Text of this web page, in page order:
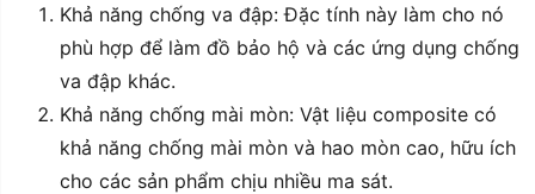
Khả năng chống va đập: Đặc tính này làm cho nó
phù hợp để làm đồ bảo hộ và các ứng dụng chống
va đập khác.
Khả năng chống mài mòn: Vật liệu composite có
khả năng chống mài mòn và hao mòn cao, hữu ích
cho các sản phẩm chịu nhiều ma sát.